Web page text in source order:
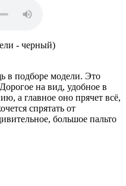
- черный)
в подборе модели. Это
на вид, удобное в
а главное оно прячет всё,
спрятать от
большое пальто